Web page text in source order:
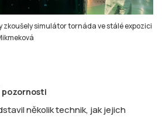
zkoušely simulátor tornáda ve stálé expozici
pozornosti
několik technik, jak jejich